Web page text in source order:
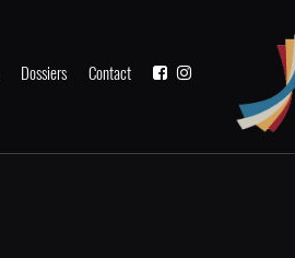
Dossiers Contact